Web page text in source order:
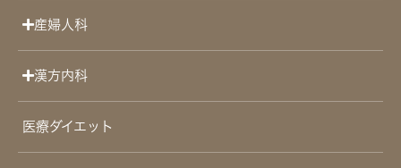
産婦人科
漢方内科
医療ダイエット